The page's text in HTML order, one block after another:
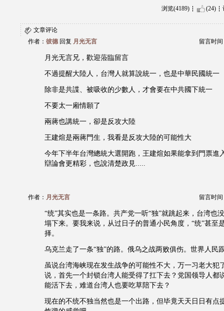
浏览(4189) (24)
文章评论
作者： 彼德回复 月光无言 留言时间
月光无言兄，歡迎蒞臨留言
不過提醒大陸人，台灣人就算說統一，也是中華民國統一
除非是共諜、被吸收的少數人，才會要在中共國下統一
不要太一廂情願了
兩蔣也講統一，卻是反攻大陸
王建煊是兩蔣門生，我看是反攻大陸的可能性大
今年下半年台灣總統大選開跑，王建煊如果能拿到門票進
辯論會更精彩，也說清楚政見.....
作者： 月光无言 留言时间
“统”其实也是一条路。共产党一听“独”就跳起来，台湾也
塌下来。要我来说，从过日子的普通小民角度，“统”甚至
择。
乌克兰走了一条“独”的路。俄乌之战两败俱伤。世界人民
虽说台湾海峡现在发生战争的可能性不大，万一习老大犯
说，首先一个封锁台湾人能受得了扛下去？党国领导人都
能活下去，难道台湾人也要吃草陪下去？
现在的不统不独当然也是一个出路，但毕竟天天日日有点